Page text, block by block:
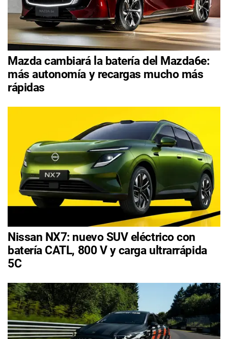
Mazda cambiará la batería del Mazda6e:
más autonomía y recargas mucho más
rápidas
Nissan NX7: nuevo SUV eléctrico con
batería CATL, 800 V y carga ultrarrápida
5C